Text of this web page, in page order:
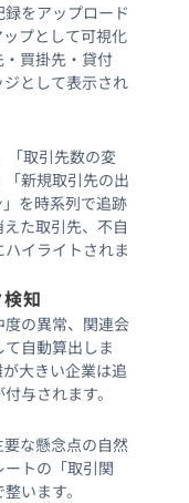
をアップロード
プとして可視化
買掛先・貸付
として表示され
「取引先数の変
新規取引先の出
を時系列で追跡
た取引先、不自
イライトされま
知
の異常、関連会
自動算出しま
大きい企業は追
与されます。
な懸念点の自然
トの「取引関
います。